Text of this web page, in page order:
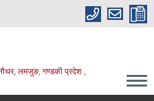
नौथर, लमजुङ, गण्डकी प्रदेश ,